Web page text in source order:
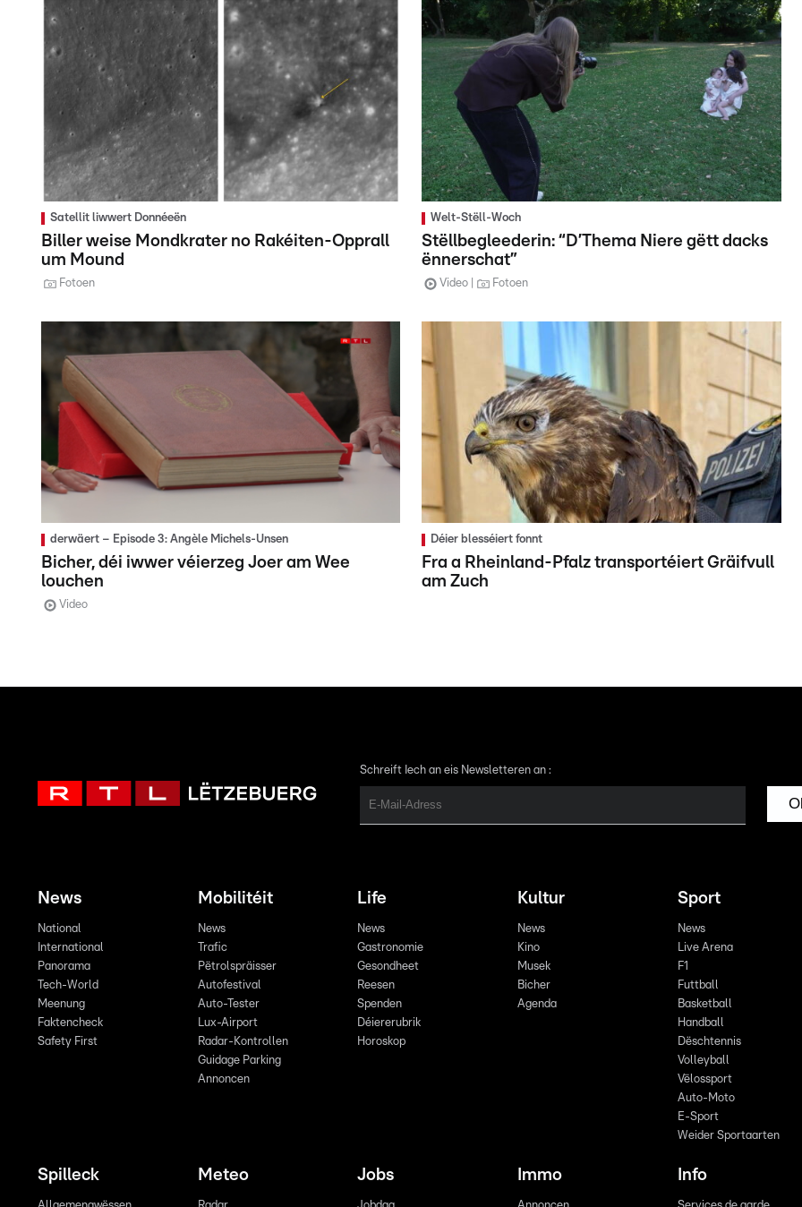
Satellit liwwert Donnéeën
Biller weise Mondkrater no Rakéiten-Opprall
um Mound
Fotoen
Welt-Stëll-Woch
Stëllbegleederin: “D’Thema Niere gëtt dacks
ënnerschat”
Video Fotoen
derwäert – Episode 3: Angèle Michels-Unsen
Bicher, déi iwwer véierzeg Joer am Wee
louchen
Video
Déier blesséiert fonnt
Fra a Rheinland-Pfalz transportéiert Gräifvull
am Zuch
Schreift Iech an eis Newsletteren an :
News
National
International
Panorama
Tech-World
Meenung
Faktencheck
Safety First
Mobilitéit
News
Trafic
Pëtrolspräisser
Autofestival
Auto-Tester
Lux-Airport
Radar-Kontrollen
Guidage Parking
Annoncen
Life
News
Gastronomie
Gesondheet
Reesen
Spenden
Déiererubrik
Horoskop
Kultur
News
Kino
Musek
Bicher
Agenda
Sport
News
Live Arena
F1
Futtball
Basketball
Handball
Dëschtennis
Volleyball
Vëlossport
Auto-Moto
E-Sport
Weider Sportaarten
Spilleck Meteo Jobs Immo Info